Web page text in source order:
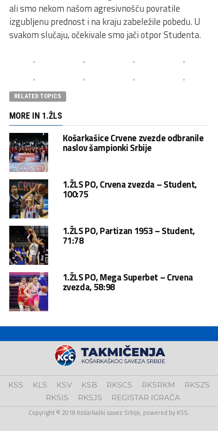
ali smo nekom našom agresivnošću povratile
izgublјenu prednost i na kraju zabeležile pobedu. U
svakom slučaju, očekivale smo jači otpor Studenta.
RELATED TOPICS
MORE IN 1.ŽLS
Košarkašice Crvene zvezde odbranile
naslov šampionki Srbije
1.ŽLS PO, Crvena zvezda – Student,
100:75
1.ŽLS PO, Partizan 1953 – Student,
71:78
1.ŽLS PO, Mega Superbet – Crvena
zvezda, 58:98
KSS KLS KSV KSB RKSCS RKSRKM
RKSZS
RKSIS
RKSJS REGISTAR IGRAČA
Copyright © 2018 Košarkaški savez Srbije, powered by KSS.